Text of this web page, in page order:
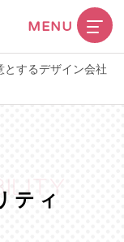
するデザイン会社
MENU
ティ